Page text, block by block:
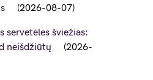
2026-08-07
servetėles šviežias:
neišdžiūtų
2026-